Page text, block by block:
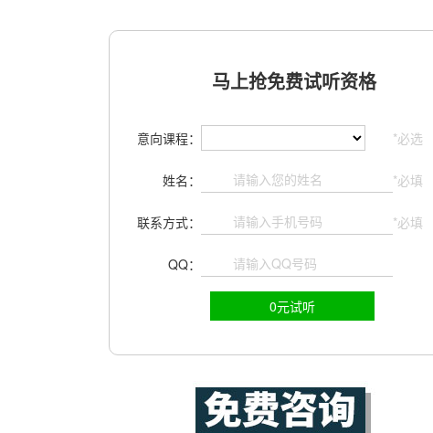
马上抢免费试听资格
意向课程： *必选
姓名： *必填
联系方式： *必填
QQ：
0元试听